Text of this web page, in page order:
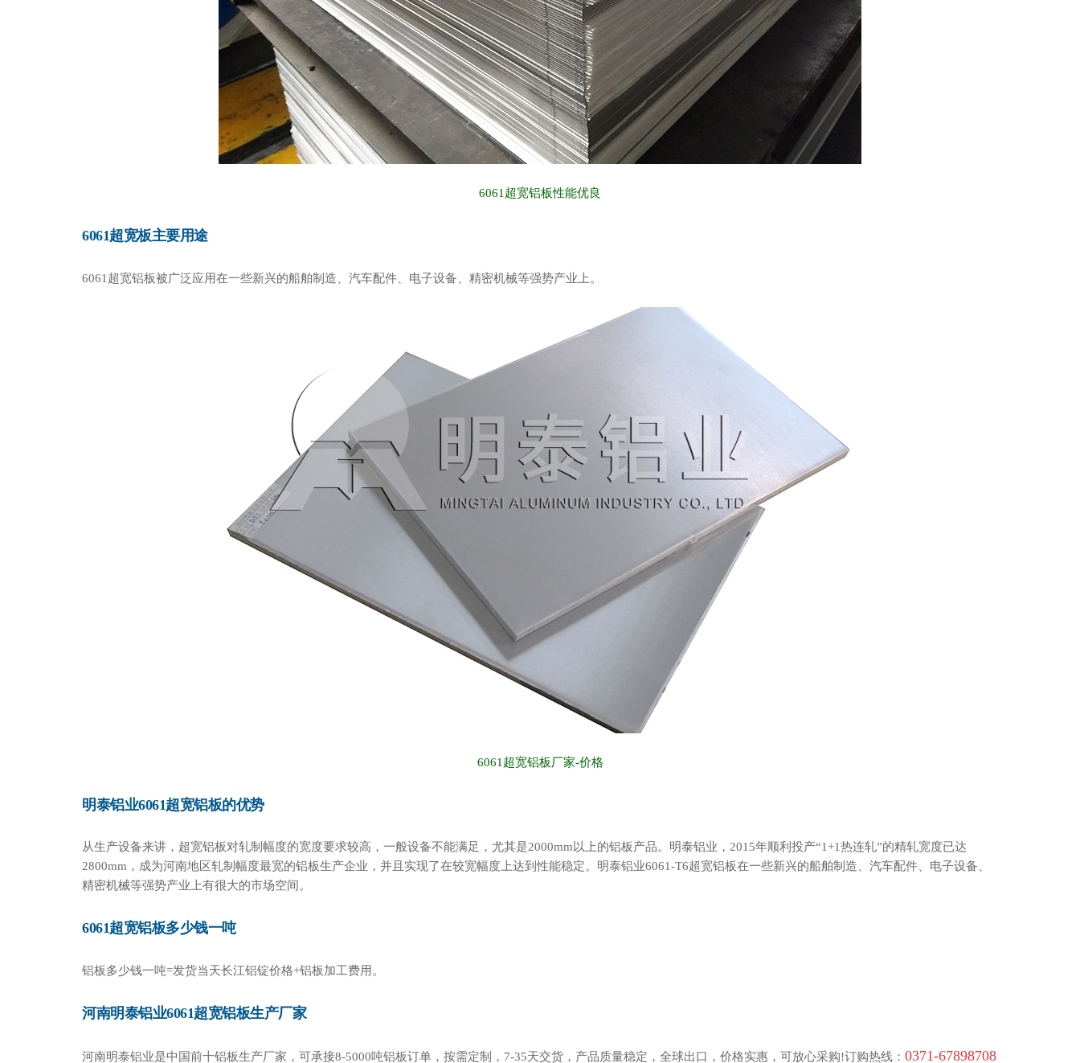
6061超宽铝板性能优良
6061超宽板主要用途
6061超宽铝板被广泛应用在一些新兴的船舶制造、汽车配件、电子设备、精密机械等强势产业上。
6061超宽铝板厂家-价格
明泰铝业6061超宽铝板的优势
从生产设备来讲，超宽铝板对轧制幅度的宽度要求较高，一般设备不能满足，尤其是2000mm以上的铝板产品。明泰铝业，2015年顺利投产“1+1热连轧”的精轧宽度已达
2800mm，成为河南地区轧制幅度最宽的铝板生产企业，并且实现了在较宽幅度上达到性能稳定。 明泰铝业6061-T6超宽铝板在一些新兴的船舶制造、汽车配件、电子设备、
精密机械等强势产业上有很大的市场空间。
6061超宽铝板多少钱一吨
铝板多少钱一吨=发货当天长江铝锭价格+铝板加工费用。
河南明泰铝业6061超宽铝板生产厂家
河南明泰铝业是中国前十铝板生产厂家 ，可承接8-5000吨铝板订单，按需定制，7-35天交货，产品质量稳定，全球出口，价格实惠，可放心采购!订购热线： 0371-67898708